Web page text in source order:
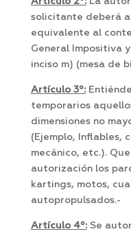
solicitante deberá
equivalente al
General Impositiva
inciso m) (mesa de
Artículo 3º:
temporarios
dimensiones no
(Ejemplo, Inflables,
mecánico, etc.).
autorización los
kartings, motos,
autopropulsados.-
Artículo 4º:Se